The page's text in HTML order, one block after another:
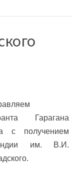
Гарагана
с получением
им. В.И.